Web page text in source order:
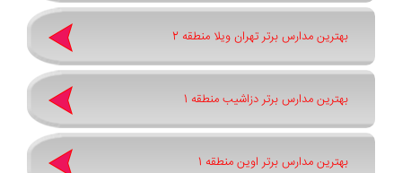
بهترین مدارس برتر تهران ویلا منطقه 2
بهترین مدارس برتر دزاشیب منطقه 1
بهترین مدارس برتر اوین منطقه 1